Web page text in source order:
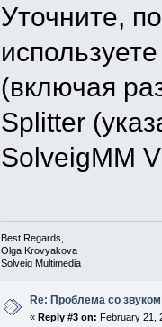
Уточните,
(включая
Splitter
SolveigMM
Best Regards,
Olga Krovyakova
Solveig Multimedia
Re: Проблема со звуком
« Reply #3 on: February 21,